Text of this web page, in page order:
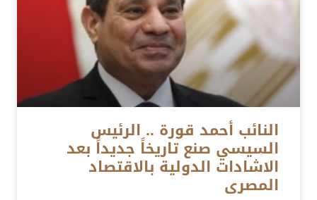
النائب أحمد قورة .. الرئيس
السيسي صنع تاريخاً جديداً بعد
الاشادات الدولية بالاقتصاد
المصرى